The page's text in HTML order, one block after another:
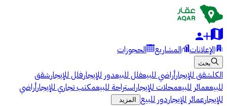
الإعلانات المشاريع الحجوزات
بحث
الكلشقق للإيجارأراضي للبيعفلل للبيعدور للإيجارفلل للإيجارشقق
للبيععمائر للبيعمحلات للإيجاراستراحة للبيعمكتب تجاري للإيجارأراضي
للإيجارعمائر للإيجاردور للبيع المزيد